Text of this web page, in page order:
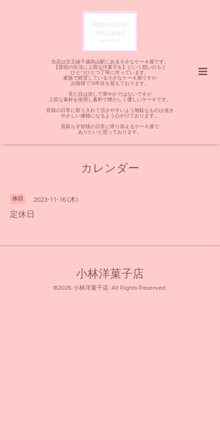
当店は京王線千歳烏山駅にある小さなケーキ屋です。
【普段の生活に上質な洋菓子を】という想いのもと
ひとつひとつ丁寧に作っています。
家族で経営している小さなケーキ屋ですが
お陰様で15年目を迎えております。
見た目は決して華やかではないですが
上質な素材を使用し素朴で懐かしく優しいケーキです。
皆様の日常に取り入れて頂きやすいよう無駄なものは省き
やさしい価格になるよう心がけております。
気取らず皆様の日常に寄り添えるケーキ屋で
ありたいと思っております。
カレンダー
休日 2023-11-16 (木)
定休日
小林洋菓子店
©2026 小林洋菓子店. All Rights Reserved.